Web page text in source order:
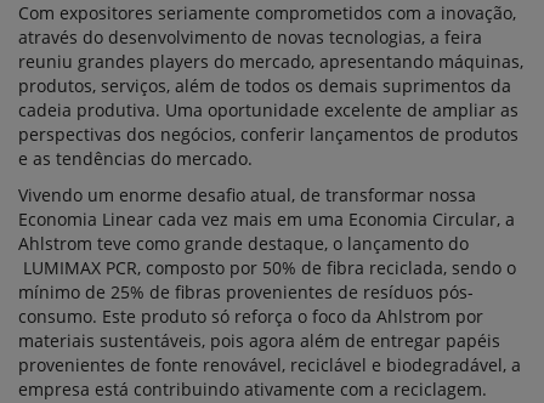
Com expositores seriamente comprometidos com a inovação,
através do desenvolvimento de novas tecnologias, a feira
reuniu grandes players do mercado, apresentando máquinas,
produtos, serviços, além de todos os demais suprimentos da
cadeia produtiva. Uma oportunidade excelente de ampliar as
perspectivas dos negócios, conferir lançamentos de produtos
e as tendências do mercado.
Vivendo um enorme desafio atual, de transformar nossa
Economia Linear cada vez mais em uma Economia Circular, a
Ahlstrom teve como grande destaque, o lançamento do
LUMIMAX PCR, composto por 50% de fibra reciclada, sendo o
mínimo de 25% de fibras provenientes de resíduos pós-
consumo. Este produto só reforça o foco da Ahlstrom por
materiais sustentáveis, pois agora além de entregar papéis
provenientes de fonte renovável, reciclável e biodegradável, a
empresa está contribuindo ativamente com a reciclagem.